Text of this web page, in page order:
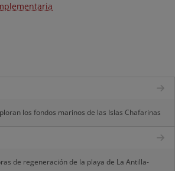
los fondos marinos de las Islas Chafarinas
de regeneración de la playa de La Antilla-